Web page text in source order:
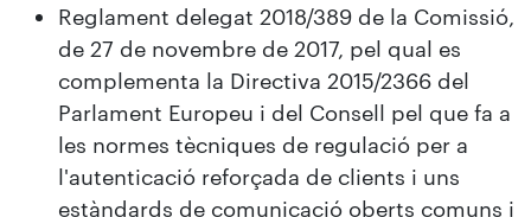
Reglament delegat 2018/389 de la Comissió,
de 27 de novembre de 2017, pel qual es
complementa la Directiva 2015/2366 del
Parlament Europeu i del Consell pel que fa a
les normes tècniques de regulació per a
l'autenticació reforçada de clients i uns
estàndards de comunicació oberts comuns i